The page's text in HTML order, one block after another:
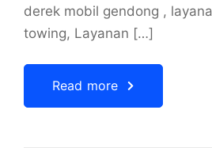
derek mobil gendong ,
towing, Layanan […]
Read more